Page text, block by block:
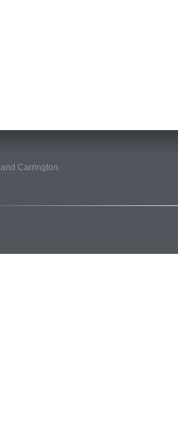
and Carrington.